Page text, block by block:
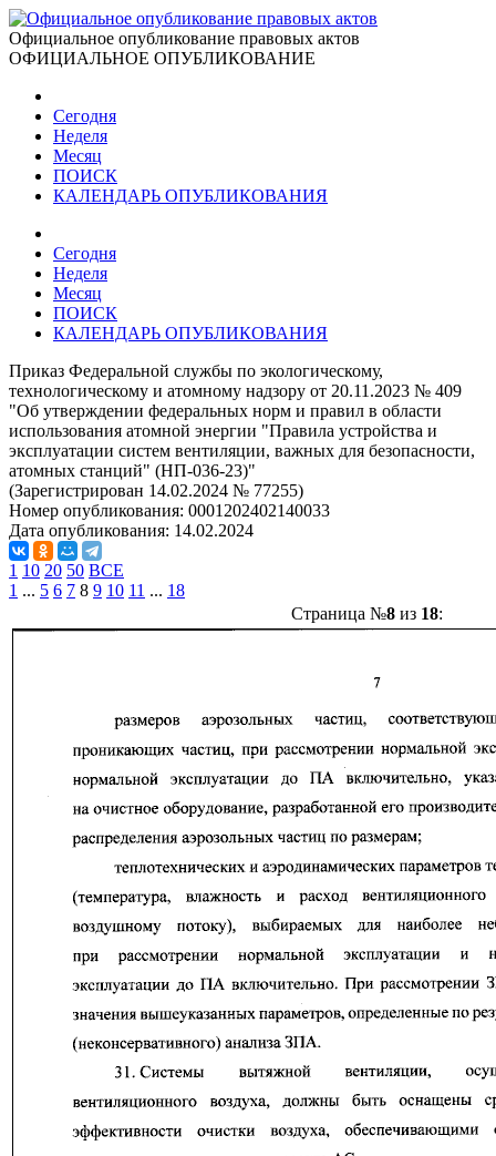
Официальное опубликование правовых актов
ОФИЦИАЛЬНОЕ ОПУБЛИКОВАНИЕ
Сегодня
Неделя
Месяц
ПОИСК
КАЛЕНДАРЬ ОПУБЛИКОВАНИЯ
Сегодня
Неделя
Месяц
ПОИСК
КАЛЕНДАРЬ ОПУБЛИКОВАНИЯ
Приказ Федеральной службы по экологическому,
технологическому и атомному надзору от 20.11.2023 № 409
"Об утверждении федеральных норм и правил в области
использования атомной энергии "Правила устройства и
эксплуатации систем вентиляции, важных для безопасности,
атомных станций" (НП-036-23)"
(Зарегистрирован 14.02.2024 № 77255)
Номер опубликования: 0001202402140033
Дата опубликования: 14.02.2024
1 10 20 50 ВСЕ
1 ... 5 6 7 8 9 10 11 ... 18
Страница №8из 18: